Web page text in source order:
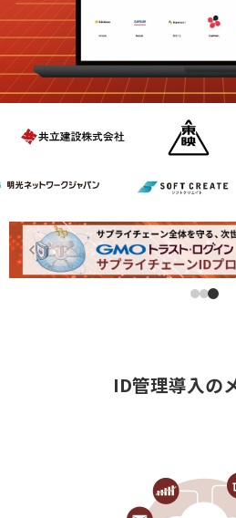
ID管理導入の